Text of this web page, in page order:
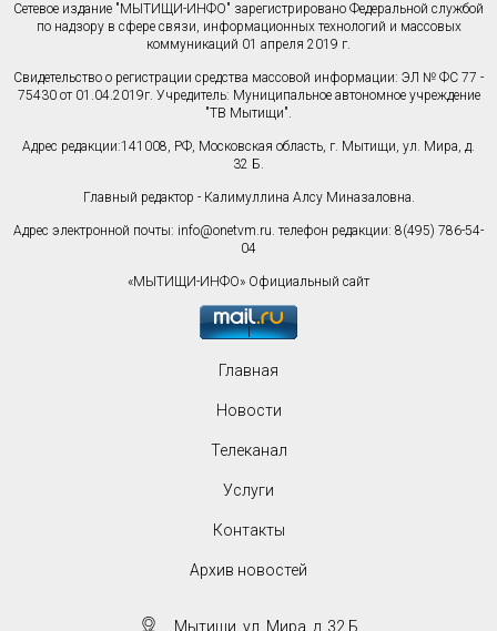
Сетевое издание "МЫТИЩИ-ИНФО" зарегистрировано Федеральной службой
по надзору в сфере связи, информационных технологий и массовых
коммуникаций 01 апреля 2019 г.
Свидетельство о регистрации средства массовой информации: ЭЛ № ФС 77 -
75430 от 01.04.2019г. Учредитель: Муниципальное автономное учреждение
"ТВ Мытищи".
Адрес редакции:141008, РФ, Московская область, г. Мытищи, ул. Мира, д.
32 Б.
Главный редактор - Калимуллина Алсу Миназаловна.
Адрес электронной почты: info@onetvm.ru. телефон редакции: 8(495) 786-54-
04
«МЫТИЩИ-ИНФО» Официальный сайт
Главная
Новости
Телеканал
Услуги
Контакты
Архив новостей
Мытищи, ул. Мира, д. 32 Б